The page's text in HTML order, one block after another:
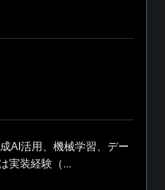
AI活用、機械学習、デー
実装経験（...